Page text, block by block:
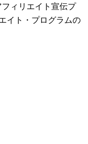
ィリエイト宣伝プ
イト・プログラムの